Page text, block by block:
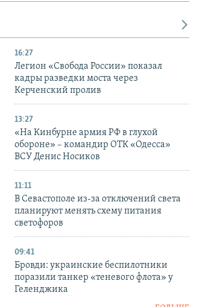
16:27
Легион «Свобода России» показал
кадры разведки моста через
Керченский пролив
13:27
«На Кинбурне армия РФ в глухой
обороне» – командир ОТК «Одесса»
ВСУ Денис Носиков
11:11
В Севастополе из-за отключений света
планируют менять схему питания
светофоров
09:41
Бровди: украинские беспилотники
поразили танкер «теневого флота» у
Геленджика